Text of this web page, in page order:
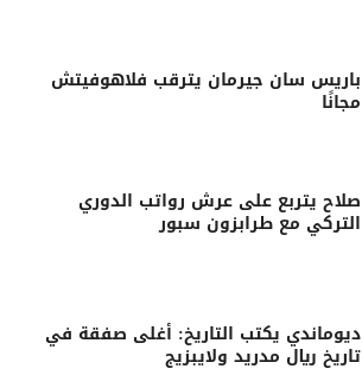
باريس سان جيرمان يترقب فلاهوفيتش
مجانًا
صلاح يتربع على عرش رواتب الدوري
التركي مع طرابزون سبور
ديوماندي يكتب التاريخ: أغلى صفقة في
تاريخ ريال مدريد ولايبزيج